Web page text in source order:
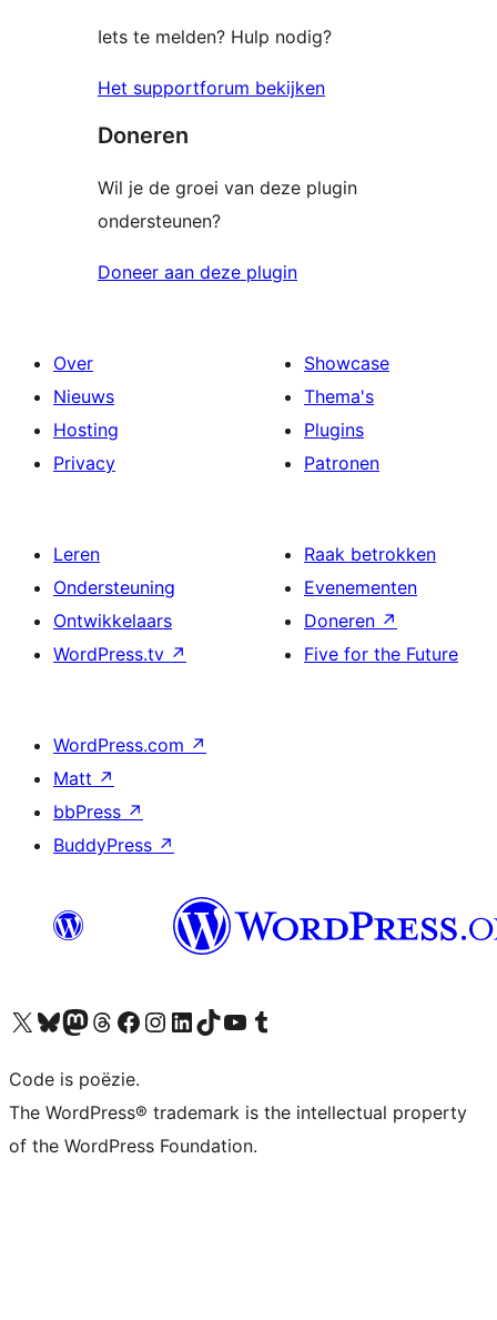
Iets te melden? Hulp nodig?
Het supportforum bekijken
Doneren
Wil je de groei van deze plugin
ondersteunen?
Doneer aan deze plugin
Over
Nieuws
Hosting
Privacy
Showcase
Thema's
Plugins
Patronen
Leren
Ondersteuning
Ontwikkelaars
WordPress.tv ↗
Raak betrokken
Evenementen
Doneren ↗
Five for the Future
WordPress.com ↗
Matt ↗
bbPress ↗
BuddyPress ↗
Bezoek ons X (voorheen Twitter) account
Bezoek ons Bluesky account
Bezoek ons Mastodon account
Bezoek ons Threads account
Onze Facebook pagina bezoeken
Bezoek ons Instagram account
Bezoek ons LinkedIn account
Bezoek ons TikTok account
Bezoek ons YouTube kanaalBezoek ons Tumblr account
Code is poëzie.
The WordPress® trademark is the intellectual property
of the WordPress Foundation.